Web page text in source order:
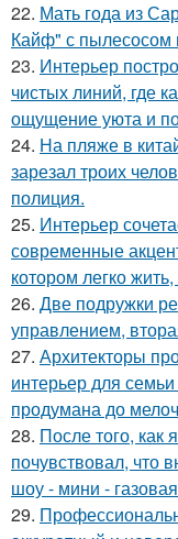
22. Мать года из
Кайф" с пылесосом
23. Интерьер
чистых линий, где
ощущение уюта и
24. На пляже в
зарезал троих
полиция.
25. Интерьер
современные
котором легко
26. Две подружки
управлением,
27. Архитекторы
интерьер для
продумана до
28. После того, как
почувствовал, что
шоу - мини -
29.